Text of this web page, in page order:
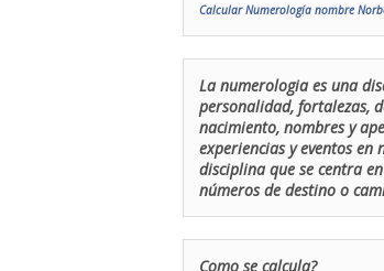
Calcular Numerología nombre
La numerologia es una
personalidad, fortalezas,
nacimiento, nombres y
experiencias y eventos
disciplina que se centra
números de destino o
Como se calcula?